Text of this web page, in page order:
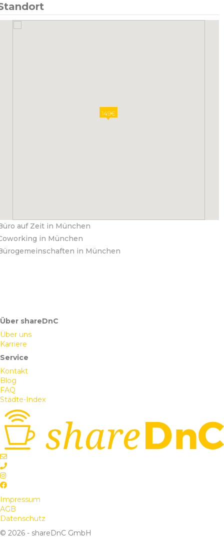
149€
auf Zeit in München
in München
in München
Über shareDnC
Über uns
Karriere
Service
Kontakt
Blog
FAQ
Städte-Index
Impressum
AGB
Datenschutz
© 2026 - shareDnC GmbH